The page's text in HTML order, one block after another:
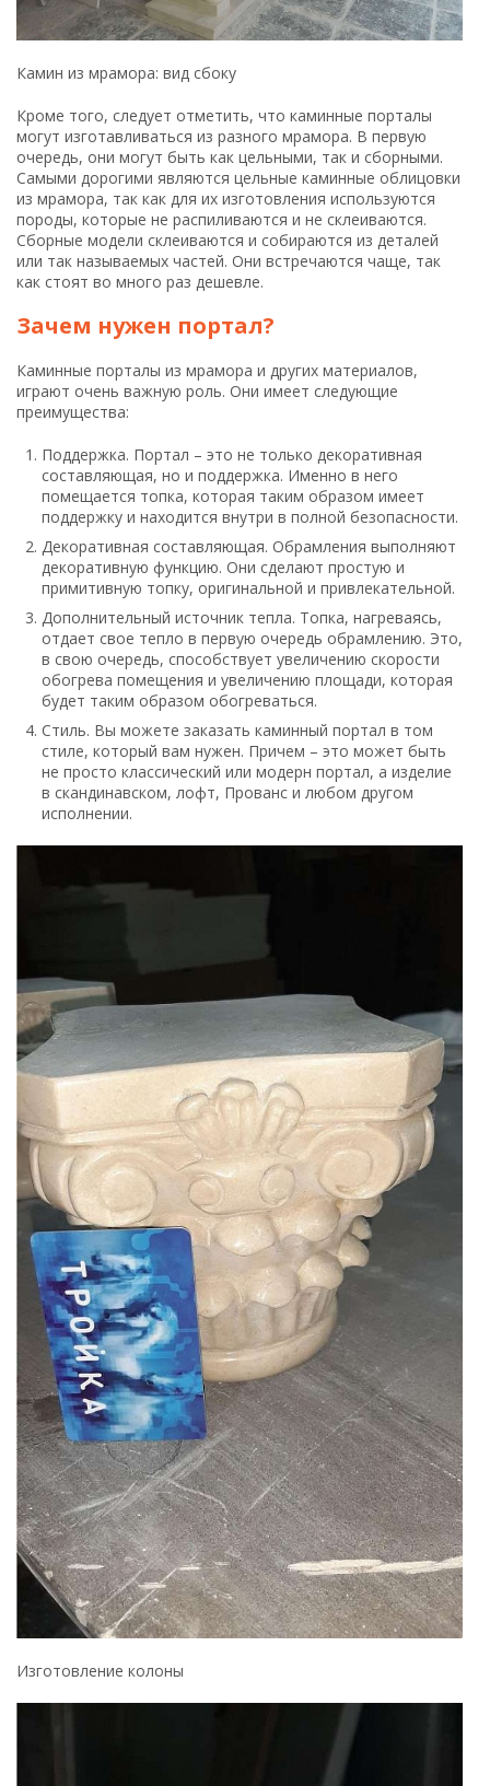
Камин из мрамора: вид сбоку
Кроме того, следует отметить, что каминные порталы
могут изготавливаться из разного мрамора. В первую
очередь, они могут быть как цельными, так и сборными.
Самыми дорогими являются цельные каминные облицовки
из мрамора, так как для их изготовления используются
породы, которые не распиливаются и не склеиваются.
Сборные модели склеиваются и собираются из деталей
или так называемых частей. Они встречаются чаще, так
как стоят во много раз дешевле.
Зачем нужен портал?
Каминные порталы из мрамора и других материалов,
играют очень важную роль. Они имеет следующие
преимущества:
Поддержка. Портал – это не только декоративная
составляющая, но и поддержка. Именно в него
помещается топка, которая таким образом имеет
поддержку и находится внутри в полной безопасности.
Декоративная составляющая. Обрамления выполняют
декоративную функцию. Они сделают простую и
примитивную топку, оригинальной и привлекательной.
Дополнительный источник тепла. Топка, нагреваясь,
отдает свое тепло в первую очередь обрамлению. Это,
в свою очередь, способствует увеличению скорости
обогрева помещения и увеличению площади, которая
будет таким образом обогреваться.
Стиль. Вы можете заказать каминный портал в том
стиле, который вам нужен. Причем – это может быть
не просто классический или модерн портал, а изделие
в скандинавском, лофт, Прованс и любом другом
исполнении.
Изготовление колоны